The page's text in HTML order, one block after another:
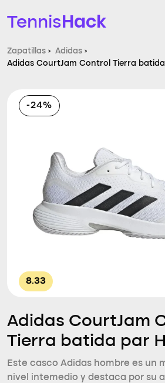
TennisHack
T-Finder
Raquetas de
Comparador
Consultorio
Blog
Zapatillas › Adidas ›
Adidas CourtJam Control Tierra
-24%
8.33
Adidas CourtJam
Tierra batida par
Este casco Adidas hombre es un
nivel intemedio y destaca por su